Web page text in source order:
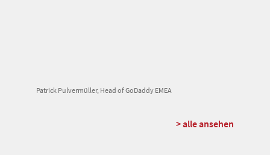
Patrick Pulvermüller, Head of GoDaddy EMEA
> alle ansehen